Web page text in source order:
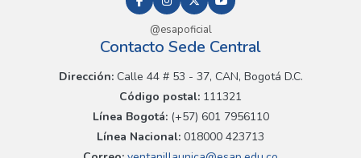
@esapoficial
Contacto Sede Central
Dirección:Calle 44 # 53 - 37, CAN, Bogotá D.C.
Código postal: 111321
Línea Bogotá:(+57) 601 7956110
Línea Nacional: 018000 423713